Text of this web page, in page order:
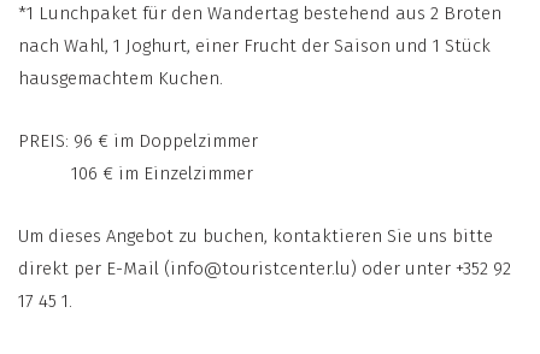
*1 Lunchpaket für den Wandertag bestehend aus 2 Broten
nach Wahl, 1 Joghurt, einer Frucht der Saison und 1 Stück
hausgemachtem Kuchen.
PREIS: 96 € im Doppelzimmer
106 € im Einzelzimmer
Um dieses Angebot zu buchen, kontaktieren Sie uns bitte
direkt per E-Mail (info@touristcenter.lu) oder unter +352 92
17 45 1.